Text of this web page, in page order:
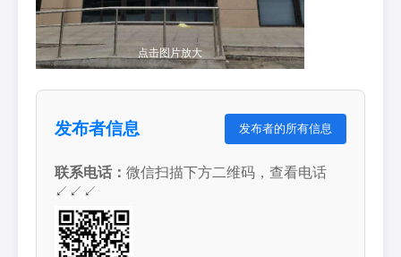
点击图片放大
发布者信息 发布者的所有信息
联系电话： 微信扫描下方二维码，查看电话
↙↙↙